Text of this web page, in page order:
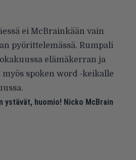
ei McBrainkään vain
pyörittelemässä. Rumpali
elämäkerran ja
spoken word -keikalle
ystävät, huomio! Nicko McBrain